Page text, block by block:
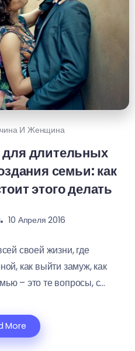
И Женщина
длительных
семьи: как
этого делать
10 Апреля 2016
своей жизни, где
как выйти замуж, как
– это те вопросы, с...
More